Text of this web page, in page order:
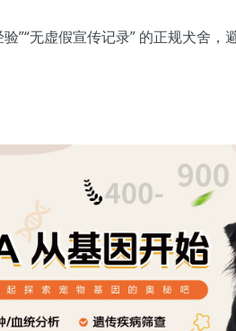
”“无虚假宣传记录” 的正规犬舍，